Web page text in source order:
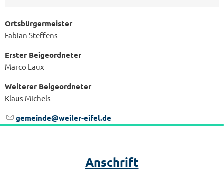
Ortsbürgermeister
Fabian Steffens
Erster Beigeordneter
Marco Laux
Weiterer Beigeordneter
Klaus Michels
gemeinde@weiler-eifel.de
Anschrift